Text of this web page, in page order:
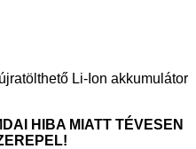
Li-Ion akkumulátor
HIBA MIATT TÉVESEN